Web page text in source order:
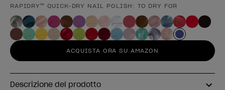
Forma del prodotto
RAPIDRY™ QUICK-DRY NAIL POLISH: TO DRY FOR
ACQUISTA ORA SU AMAZON
Descrizione del prodotto